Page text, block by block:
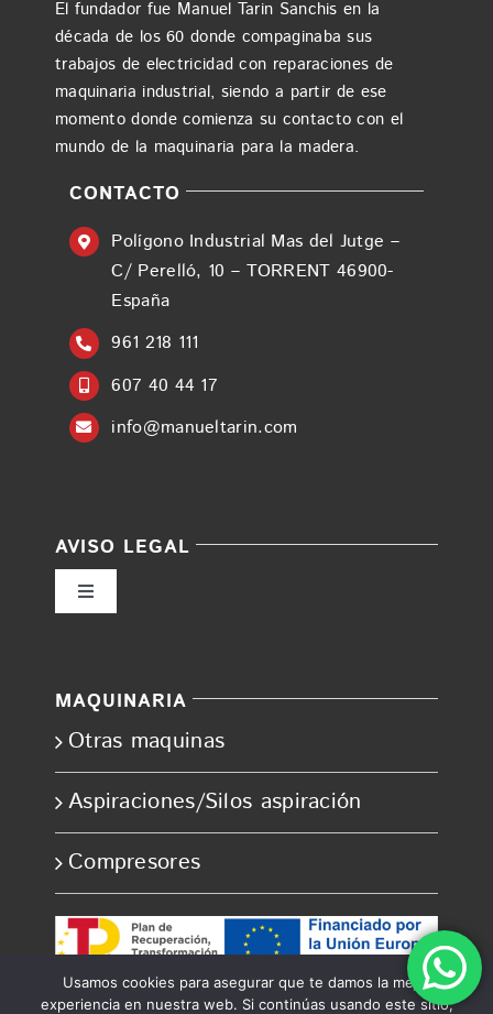
El fundador fue Manuel Tarin Sanchis en la
década de los 60 donde compaginaba sus
trabajos de electricidad con reparaciones de
maquinaria industrial, siendo a partir de ese
momento donde comienza su contacto con el
mundo de la maquinaria para la madera.
CONTACTO
Polígono Industrial Mas del Jutge –
C/ Perelló, 10 – TORRENT 46900-
España
961 218 111
607 40 44 17
info@manueltarin.com
AVISO LEGAL
Toggle
Ley de cookies
Accesibilidad
Ayuda accesibilidad
MAQUINARIA
Otras maquinas
Aspiraciones/Silos aspiración
Compresores
Usamos cookies para asegurar que te damos la mejor
experiencia en nuestra web. Si continúas usando este sitio,